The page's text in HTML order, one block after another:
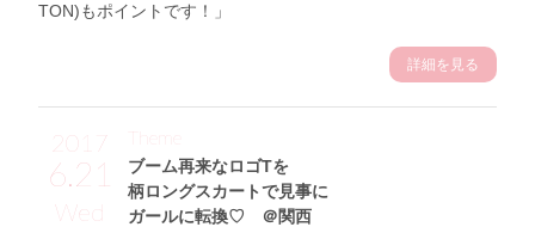
TON)もポイントです！」
詳細を見る
2017
6.21
Wed
ブーム再来なロゴTを
柄ロングスカートで見事に
ガールに転換♡ ＠関西
Theme